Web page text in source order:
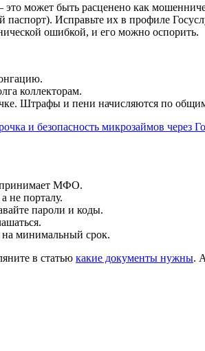
может быть расценено как
Исправьте их в профиле
ошибкой, и его можно оспорить.
коллекторам.
Штрафы и пени начисляются по
и безопасность микрозаймов через
принимает МФО.
не порталу.
пароли и коды.
на минимальный срок.
в статью какие документы нужны.